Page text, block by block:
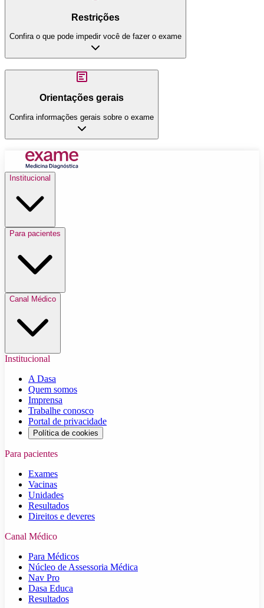
Restrições
Confira o que pode impedir você de fazer o exame
Orientações gerais
Confira informações gerais sobre o exame
Institucional
Para pacientes
Canal Médico
Institucional
A Dasa
Quem somos
Imprensa
Trabalhe conosco
Portal de privacidade
Política de cookies
Para pacientes
Exames
Vacinas
Unidades
Resultados
Direitos e deveres
Canal Médico
Para Médicos
Núcleo de Assessoria Médica
Nav Pro
Dasa Educa
Resultados